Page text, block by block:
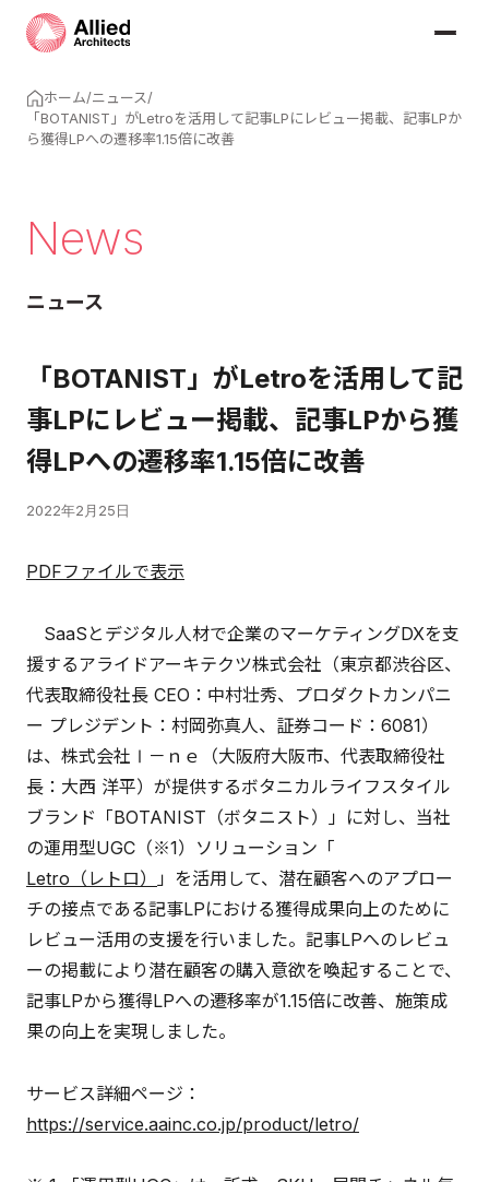
ホーム/ニュース/
「BOTANIST」がLetroを活用して記事LPにレビュー掲載、記事LPか
ら獲得LPへの遷移率1.15倍に改善
News
ニュース
「BOTANIST」がLetroを活用して記
事LPにレビュー掲載、記事LPから獲
得LPへの遷移率1.15倍に改善
2022年2月25日
PDFファイルで表示
SaaSとデジタル人材で企業のマーケティングDXを支
援するアライドアーキテクツ株式会社（東京都渋谷区、
代表取締役社長 CEO：中村壮秀、プロダクトカンパニ
ー プレジデント：村岡弥真人、証券コード：6081）
は、株式会社Ⅰ－ｎｅ（大阪府大阪市、代表取締役社
長：大西 洋平）が提供するボタニカルライフスタイル
ブランド「BOTANIST（ボタニスト）」に対し、当社
の運用型UGC（※1）ソリューション「
Letro（レトロ）
」を活用して、潜在顧客へのアプロー
チの接点である記事LPにおける獲得成果向上のために
レビュー活用の支援を行いました。記事LPへのレビュ
ーの掲載により潜在顧客の購入意欲を喚起することで、
記事LPから獲得LPへの遷移率が1.15倍に改善、施策成
果の向上を実現しました。
サービス詳細ページ：
https://service.aainc.co.jp/product/letro/